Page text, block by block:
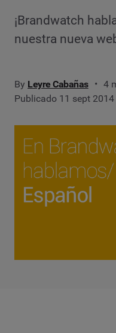
¡Brandwatch
nuestra nueva
By Leyre Cabañas
4
Publicado 11 sept 2014